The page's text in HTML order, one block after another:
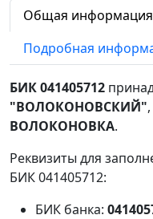
Общая информация
Подробная
БИК 041405712
"ВОЛОКОНОВСКИЙ"
ВОЛОКОНОВКА.
Реквизиты для
БИК 041405712:
БИК банка: